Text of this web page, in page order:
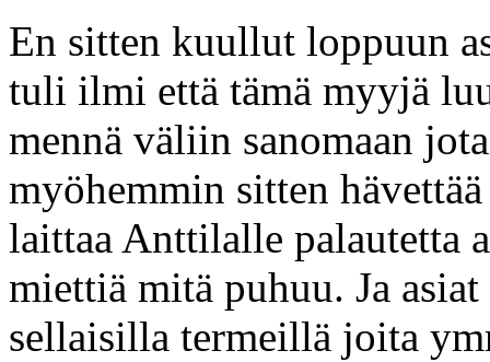
En sitten kuullut loppuun
tuli ilmi että tämä myyjä
mennä väliin sanomaan
myöhemmin sitten
laittaa Anttilalle palautetta
miettiä mitä puhuu. Ja
sellaisilla termeillä joita